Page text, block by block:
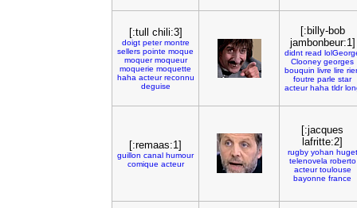
[:tull chili:3]
doigt peter montre
sellers pointe moque
moquer moqueur
moquerie moquette
haha acteur reconnu
deguise
[:billy-bob
jambonbeur:1]
didnt read
Clooney georges
bouquin livre lire
foutre parle star
acteur haha tldr
[:remaas:1]
guillon canal humour
comique acteur
[:jacques
lafritte:2]
rugby yohan huget
telenovela roberto
acteur toulouse
bayonne france